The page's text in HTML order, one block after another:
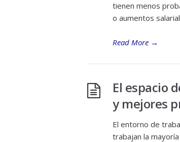
tienen menos
o aumentos
Read More →
El espacio
y mejores
El entorno de
trabajan la